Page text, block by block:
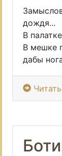
дождя...
В
В мешке
дабы